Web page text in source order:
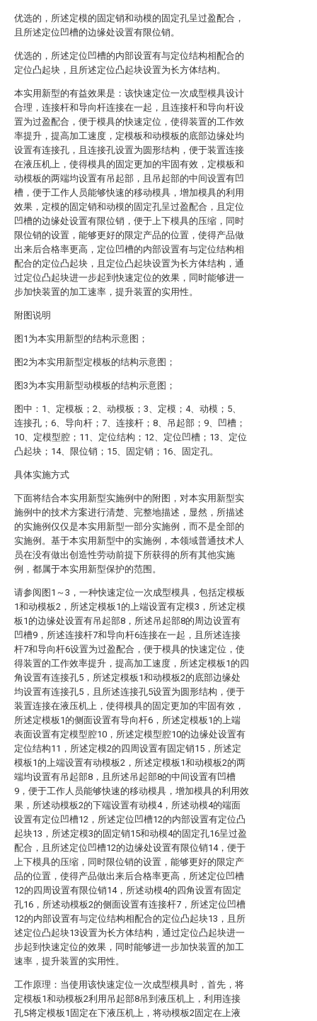
优选的，所述定模的固定销和动模的固定孔呈过盈配合，
且所述定位凹槽的边缘处设置有限位销。
优选的，所述定位凹槽的内部设置有与定位结构相配合的
定位凸起块，且所述定位凸起块设置为长方体结构。
本实用新型的有益效果是：该快速定位一次成型模具设计
合理，连接杆和导向杆连接在一起，且连接杆和导向杆设
置为过盈配合，便于模具的快速定位，使得装置的工作效
率提升，提高加工速度，定模板和动模板的底部边缘处均
设置有连接孔，且连接孔设置为圆形结构，便于装置连接
在液压机上，使得模具的固定更加的牢固有效，定模板和
动模板的两端均设置有吊起部，且吊起部的中间设置有凹
槽，便于工作人员能够快速的移动模具，增加模具的利用
效果，定模的固定销和动模的固定孔呈过盈配合，且定位
凹槽的边缘处设置有限位销，便于上下模具的压缩，同时
限位销的设置，能够更好的限定产品的位置，使得产品做
出来后合格率更高，定位凹槽的内部设置有与定位结构相
配合的定位凸起块，且定位凸起块设置为长方体结构，通
过定位凸起块进一步起到快速定位的效果，同时能够进一
步加快装置的加工速率，提升装置的实用性。
附图说明
图1为本实用新型的结构示意图；
图2为本实用新型定模板的结构示意图；
图3为本实用新型动模板的结构示意图；
图中：1、定模板；2、动模板；3、定模；4、动模；5、
连接孔；6、导向杆；7、连接杆；8、吊起部；9、凹槽；
10、定模型腔；11、定位结构；12、定位凹槽；13、定位
凸起块；14、限位销；15、固定销；16、固定孔。
具体实施方式
下面将结合本实用新型实施例中的附图，对本实用新型实
施例中的技术方案进行清楚、完整地描述，显然，所描述
的实施例仅仅是本实用新型一部分实施例，而不是全部的
实施例。基于本实用新型中的实施例，本领域普通技术人
员在没有做出创造性劳动前提下所获得的所有其他实施
例，都属于本实用新型保护的范围。
请参阅图1～3，一种快速定位一次成型模具，包括定模板
1和动模板2，所述定模板1的上端设置有定模3，所述定模
板1的边缘处设置有吊起部8，所述吊起部8的周边设置有
凹槽9，所述连接杆7和导向杆6连接在一起，且所述连接
杆7和导向杆6设置为过盈配合，便于模具的快速定位，使
得装置的工作效率提升，提高加工速度，所述定模板1的四
角设置有连接孔5，所述定模板1和动模板2的底部边缘处
均设置有连接孔5，且所述连接孔5设置为圆形结构，便于
装置连接在液压机上，使得模具的固定更加的牢固有效，
所述定模板1的侧面设置有导向杆6，所述定模板1的上端
表面设置有定模型腔10，所述定模型腔10的边缘处设置有
定位结构11，所述定模2的四周设置有固定销15，所述定
模板1的上端设置有动模板2，所述定模板1和动模板2的两
端均设置有吊起部8，且所述吊起部8的中间设置有凹槽
9，便于工作人员能够快速的移动模具，增加模具的利用效
果，所述动模板2的下端设置有动模4，所述动模4的端面
设置有定位凹槽12，所述定位凹槽12的内部设置有定位凸
起块13，所述定模3的固定销15和动模4的固定孔16呈过盈
配合，且所述定位凹槽12的边缘处设置有限位销14，便于
上下模具的压缩，同时限位销的设置，能够更好的限定产
品的位置，使得产品做出来后合格率更高，所述定位凹槽
12的四周设置有限位销14，所述动模4的四角设置有固定
孔16，所述动模板2的侧面设置有连接杆7，所述定位凹槽
12的内部设置有与定位结构相配合的定位凸起块13，且所
述定位凸起块13设置为长方体结构，通过定位凸起块进一
步起到快速定位的效果，同时能够进一步加快装置的加工
速率，提升装置的实用性。
工作原理：当使用该快速定位一次成型模具时，首先，将
定模板1和动模板2利用吊起部8吊到液压机上，利用连接
孔5将定模板1固定在下液压机上，将动模板2固定在上液